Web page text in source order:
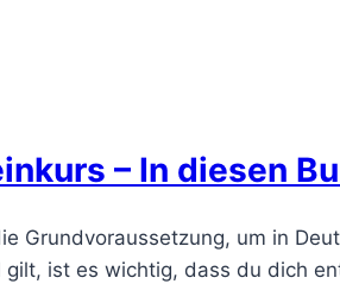
– In diesen
Grundvoraussetzung, um in
ist es wichtig, dass du dich